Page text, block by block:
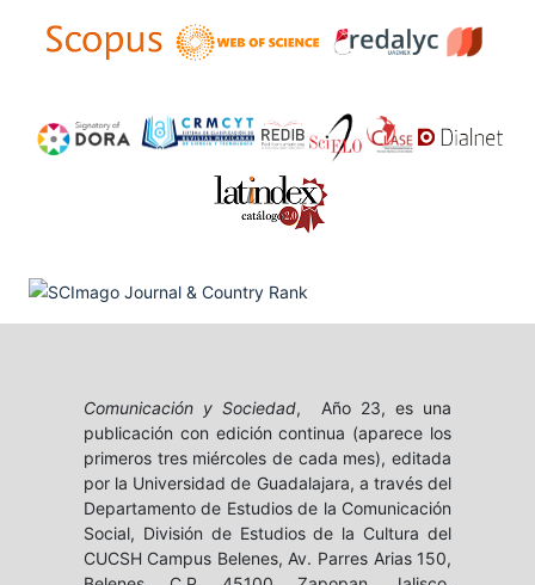
Comunicación y Sociedad, Año 23, es una
publicación con edición continua (aparece los
primeros tres miércoles de cada mes), editada
por la Universidad de Guadalajara, a través del
Departamento de Estudios de la Comunicación
Social, División de Estudios de la Cultura del
CUCSH Campus Belenes, Av. Parres Arias 150,